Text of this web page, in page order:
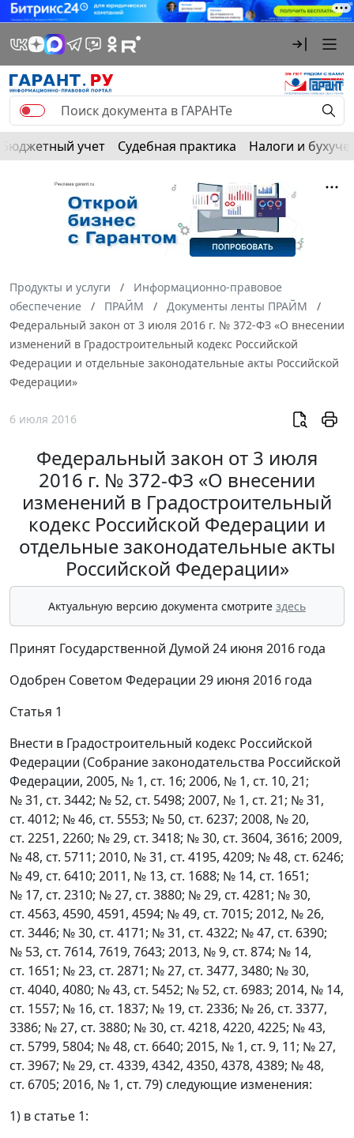
Бюджетный учет Судебная практика Налоги и
Продукты и услуги
Информационно-правовое
обеспечение
ПРАЙМ
Документы ленты ПРАЙМ
Федеральный закон от 3 июля 2016 г. № 372-ФЗ «О внесении
изменений в Градостроительный кодекс Российской
Федерации и отдельные законодательные акты Российской
Федерации»
6 июля 2016
Федеральный закон от 3 июля
2016 г. № 372-ФЗ «О внесении
изменений в Градостроительный
кодекс Российской Федерации и
отдельные законодательные акты
Российской Федерации»
Актуальную версию документа смотрите здесь
Принят Государственной Думой 24 июня 2016 года
Одобрен Советом Федерации 29 июня 2016 года
Статья 1
Внести в Градостроительный кодекс Российской
Федерации (Собрание законодательства Российской
Федерации, 2005, № 1, ст. 16; 2006, № 1, ст. 10, 21;
№ 31, ст. 3442; № 52, ст. 5498; 2007, № 1, ст. 21; № 31,
ст. 4012; № 46, ст. 5553; № 50, ст. 6237; 2008, № 20,
ст. 2251, 2260; № 29, ст. 3418; № 30, ст. 3604, 3616; 2009,
№ 48, ст. 5711; 2010, № 31, ст. 4195, 4209; № 48, ст. 6246;
№ 49, ст. 6410; 2011, № 13, ст. 1688; № 14, ст. 1651;
№ 17, ст. 2310; № 27, ст. 3880; № 29, ст. 4281; № 30,
ст. 4563, 4590, 4591, 4594; № 49, ст. 7015; 2012, № 26,
ст. 3446; № 30, ст. 4171; № 31, ст. 4322; № 47, ст. 6390;
№ 53, ст. 7614, 7619, 7643; 2013, № 9, ст. 874; № 14,
ст. 1651; № 23, ст. 2871; № 27, ст. 3477, 3480; № 30,
ст. 4040, 4080; № 43, ст. 5452; № 52, ст. 6983; 2014, № 14,
ст. 1557; № 16, ст. 1837; № 19, ст. 2336; № 26, ст. 3377,
3386; № 27, ст. 3880; № 30, ст. 4218, 4220, 4225; № 43,
ст. 5799, 5804; № 48, ст. 6640; 2015, № 1, ст. 9, 11; № 27,
ст. 3967; № 29, ст. 4339, 4342, 4350, 4378, 4389; № 48,
ст. 6705; 2016, № 1, ст. 79) следующие изменения:
1) в статье 1: